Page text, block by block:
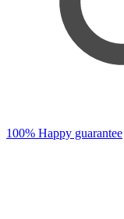
100% Happy guarantee